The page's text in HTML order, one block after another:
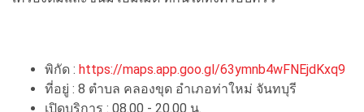
พิกัด : https://maps.app.goo.gl/63ymnb4wFNEjdKxq9
ที่อยู่ : 8 ตำบล คลองขุด อำเภอท่าใหม่ จันทบุรี
เปิดบริการ : 08.00 - 20.00 น.